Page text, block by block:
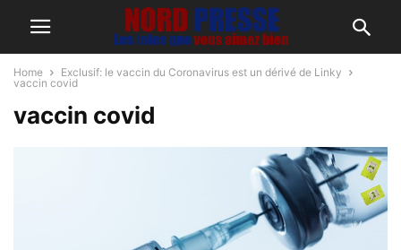
Home
Exclusif: le vaccin du Coronavirus est un dérivé de Linky
vaccin covid
vaccin covid